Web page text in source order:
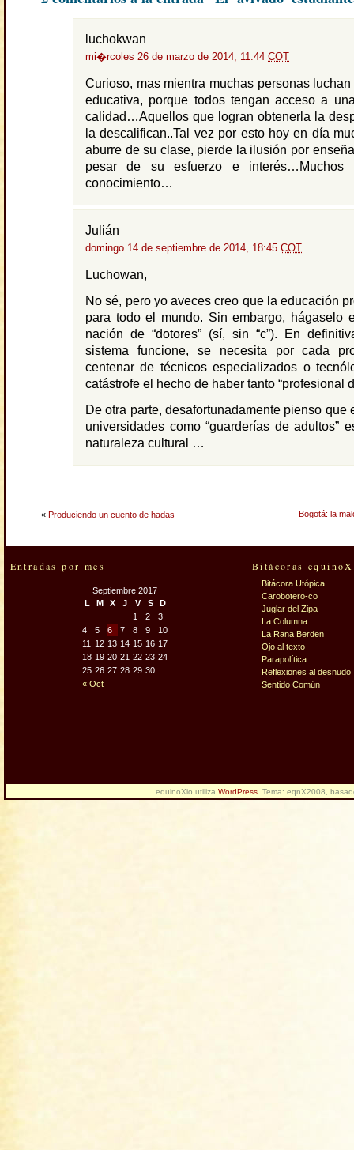
luchokwan
mi�rcoles 26 de marzo de 2014, 11:44 COT
Curioso, mas mientra muchas personas
educativa, porque todos tengan acceso a
calidad…Aquellos que logran obtenerla la
la descalifican..Tal vez por esto hoy en día
aburre de su clase, pierde la ilusión por
pesar de su esfuerzo e interés…Muchos
conocimiento…
Julián
domingo 14 de septiembre de 2014, 18:45 COT
Luchowan,
No sé, pero yo aveces creo que la educación
para todo el mundo. Sin embargo, hágaselo
nación de “dotores” (sí, sin “c”). En
sistema funcione, se necesita por cada
centenar de técnicos especializados o
catástrofe el hecho de haber tanto “profesional
De otra parte, desafortunadamente pienso que
universidades como “guarderías de adultos”
naturaleza cultural …
« Produciendo un cuento de hadas Bogotá: la
Entradas por mes
Septiembre 2017
L
M X J V S D
« Oct
1 2
3
4
5 6 7 8 9
10
11
12 13 14 15 16 17
18 19 20 21 22 23 24
25 26 27 28 29 30
Bitácoras
Bitácora Utópica
Carobotero-co
Juglar del Zipa
La Columna
La Rana Berden
Ojo al texto
Parapolítica
Reflexiones al desnudo
Sentido Común
equinoXio utiliza WordPress. Tema: eqnX2008,